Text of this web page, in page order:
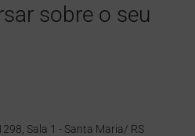
sobre o seu
Sala 1 - Santa Maria/ RS